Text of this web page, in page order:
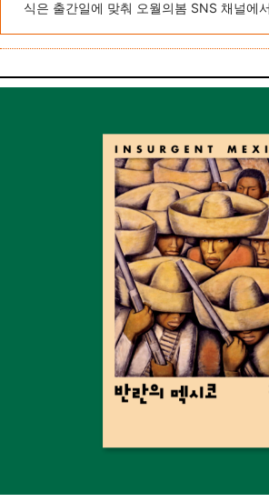
식은 출간일에 맞춰 오월의봄 SNS 채널에